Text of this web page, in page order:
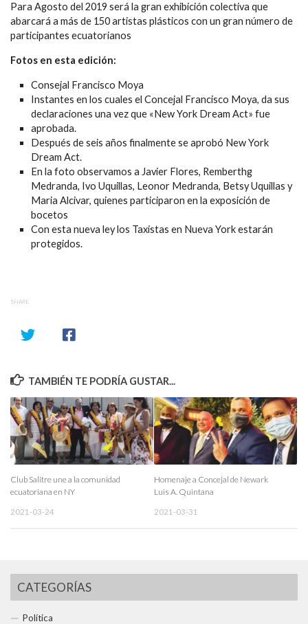
Para Agosto del 2019 será la gran exhibición colectiva que
abarcará a más de 150 artistas plásticos con un gran número de
participantes ecuatorianos
Fotos en esta edición:
Consejal Francisco Moya
Instantes en los cuales el Concejal Francisco Moya, da sus
declaraciones una vez que «New York Dream Act» fue
aprobada.
Después de seis años finalmente se aprobó New York
Dream Act.
En la foto observamos a Javier Flores, Remberthg
Medranda, Ivo Uquillas, Leonor Medranda, Betsy Uquillas y
Maria Alcivar, quienes participaron en la exposición de
bocetos
Con esta nueva ley los Taxistas en Nueva York estarán
protegidos.
SHARE
TAMBIÉN TE PODRÍA GUSTAR...
Club Salitre une a la comunidad
ecuatoriana en NY
2021-03-24
Homenaje a Concejal de Newark
Luis A. Quintana
2021-03-31
CATEGORÍAS
Política